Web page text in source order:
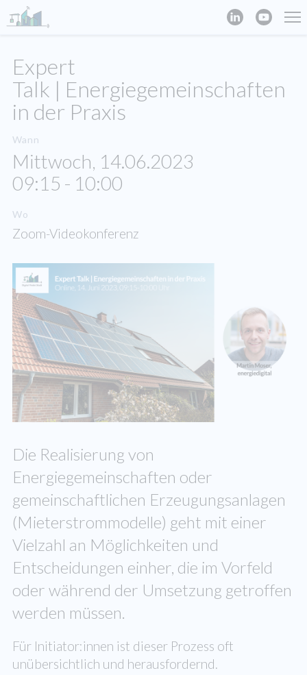
Expert
Talk | Energiegemeinschaften
in der Praxis
Wann
Mittwoch, 14.06.2023
09:15 - 10:00
Wo
Zoom-Videokonferenz
Die Realisierung von
Energiegemeinschaften oder
gemeinschaftlichen Erzeugungsanlagen
(Mieterstrommodelle) geht mit einer
Vielzahl an Möglichkeiten und
Entscheidungen einher, die im Vorfeld
oder während der Umsetzung getroffen
werden müssen.
Für Initiator:innen ist dieser Prozess oft
unübersichtlich und herausfordernd.